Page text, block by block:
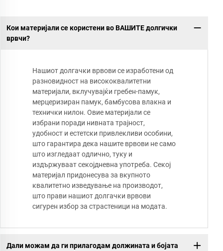
Кои материјали се користени во ВАШИТЕ долгички
врвчи?
Нашиот долгачки врвови се изработени од
разновидност на висококвалитетни
материјали, вклучувајќи гребен-памук,
мерцеризиран памук, бамбусова влакна и
технички нилон. Овие материјали се
избрани поради нивната трајност,
удобност и естетски привлекливи особини,
што гарантира дека нашите врвови не само
што изгледаат одлично, туку и
издържуваат секојдневна употреба. Секој
материјал придонесува за вкупното
квалитетно изведување на производот,
што прави нашиот долгачки врвови
сигурен избор за страстеници на модата.
Дали можам да ги прилагодам должината и бојата